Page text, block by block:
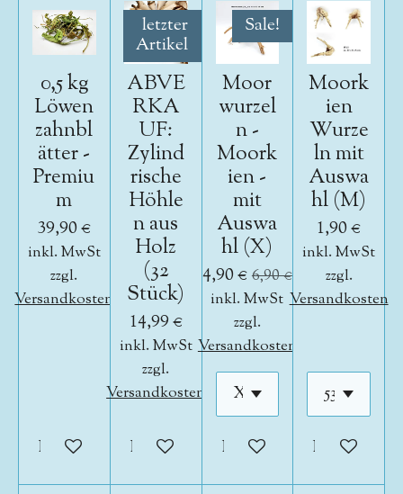
0,5 kg
Löwen
zahnbl
ätter -
Premiu
m
39,90 €
inkl. MwSt
zzgl.
Versandkosten
In den Warenkorb
letzter
Artikel
ABVE
RKA
UF:
Zylind
rische
Höhle
n aus
Holz
(32
Stück)
14,99 €
inkl. MwSt
zzgl.
Versandkosten
In den Warenkorb
Sale!
Moor
wurzel
n -
Moork
ien -
mit
Auswa
hl (X)
4,90 € 6,90 €
inkl. MwSt
zzgl.
Versandkosten
In den Warenkorb
Moork
ien
Wurze
ln mit
Auswa
hl (M)
1,90 €
inkl. MwSt
zzgl.
Versandkosten
In den